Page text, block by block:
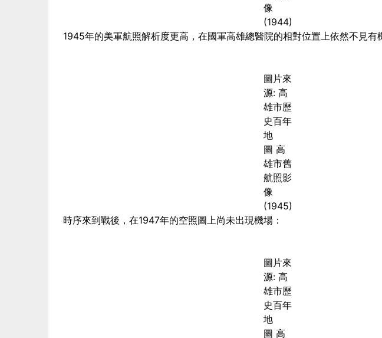
像
(1944)
1945年的美軍航照解析度更高，在國軍高雄總醫院的相對位置上依然不見有
圖片來
源: 高
雄市歷
史百年
地
圖 高
雄市舊
航照影
像
(1945)
時序來到戰後，在1947年的空照圖上尚未出現機場：
圖片來
源: 高
雄市歷
史百年
地
圖 高